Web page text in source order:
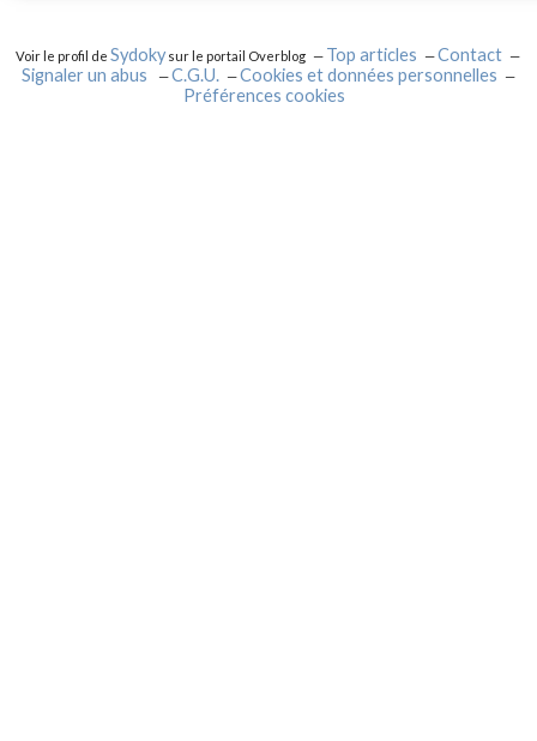
Voir le profil deSydokysur le portail Overblog Top articles
Contact
Signaler un abus
C.G.U.
Cookies et données personnelles
Préférences cookies